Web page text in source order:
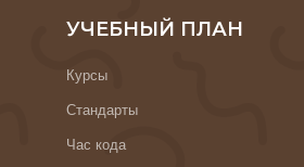
УЧЕБНЫЙ ПЛАН
Курсы
Стандарты
Час кода